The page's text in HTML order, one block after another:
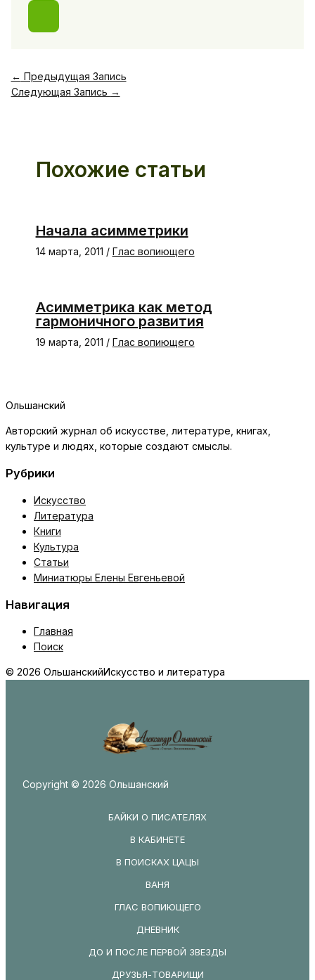
← Предыдущая Запись
Следующая Запись →
Похожие статьи
Начала асимметрики
14 марта, 2011 / Глас вопиющего
Асимметрика как метод
гармоничного развития
19 марта, 2011 / Глас вопиющего
Ольшанский
Авторский журнал об искусстве, литературе, книгах,
культуре и людях, которые создают смыслы.
Рубрики
Искусство
Литература
Книги
Культура
Статьи
Миниатюры Елены Евгеньевой
Навигация
Главная
Поиск
© 2026 ОльшанскийИскусство и литература
Copyright © 2026 Ольшанский
БАЙКИ О ПИСАТЕЛЯХ
В КАБИНЕТЕ
В ПОИСКАХ ЦАЦЫ
ВАНЯ
ГЛАС ВОПИЮЩЕГО
ДНЕВНИК
ДО И ПОСЛЕ ПЕРВОЙ ЗВЕЗДЫ
ДРУЗЬЯ-ТОВАРИЩИ